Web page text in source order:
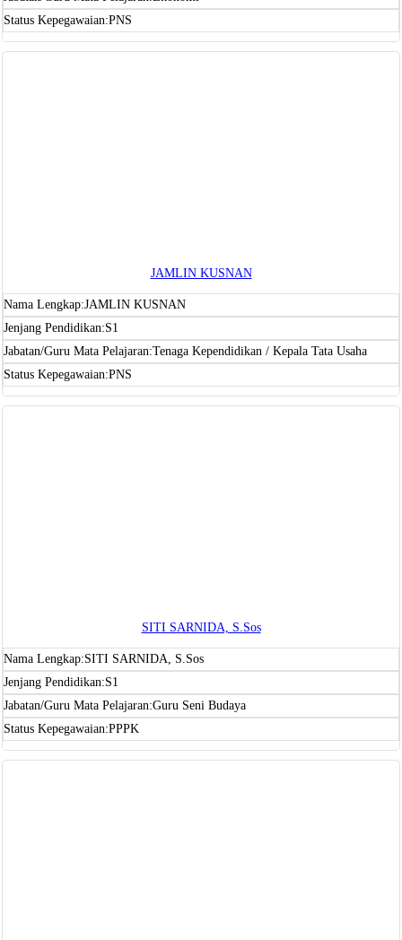
Status Kepegawaian:PNS
JAMLIN KUSNAN
Nama Lengkap:JAMLIN KUSNAN
Jenjang Pendidikan:S1
Jabatan/Guru Mata Pelajaran:Tenaga Kependidikan / Kepala Tata Usaha
Status Kepegawaian:PNS
SITI SARNIDA, S.Sos
Nama Lengkap:SITI SARNIDA, S.Sos
Jenjang Pendidikan:S1
Jabatan/Guru Mata Pelajaran:Guru Seni Budaya
Status Kepegawaian:PPPK